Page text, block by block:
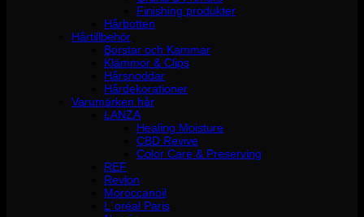
Finishing produkter
Hårbotten
Hårtillbehör
Borstar och Kammar
Klämmor & Clips
Hårsnoddar
Hårdekorationer
Varumärken hår
LANZA
Healing Moisture
CBD Revive
Color Care & Preserving
REF
Revlon
Moroccanoil
L´oréal Paris